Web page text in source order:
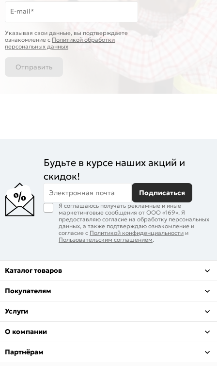
E-mail*
Указывая свои данные, вы подтверждаете
ознакомление c Политикой обработки
персональных данных
Отправить
Будьте в курсе наших акций и
скидок!
Электронная почта Подписаться
Я соглашаюсь получать рекламные и иные
маркетинговые сообщения от ООО «169». Я
предоставляю согласие на обработку персональных
данных, а также подтверждаю ознакомление и
согласие с Политикой конфиденциальности и
Пользовательским соглашением.
Каталог товаров
Покупателям
Услуги
О компании
Партнёрам